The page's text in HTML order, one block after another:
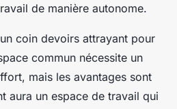
de manière autonome.
coin devoirs attrayant pour
commun nécessite un
mais les avantages sont
aura un espace de travail qui